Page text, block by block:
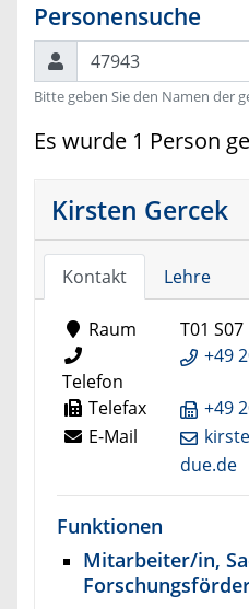
Personensuche
Suchen
Bitte geben Sie den Namen der
Es wurde 1 Person
Kirsten Gercek
Kontakt Lehre
Raum T01 S07
Telefon
+49
Telefax
+49
E-Mail
due.de
Funktionen
Mitarbeiter/in,